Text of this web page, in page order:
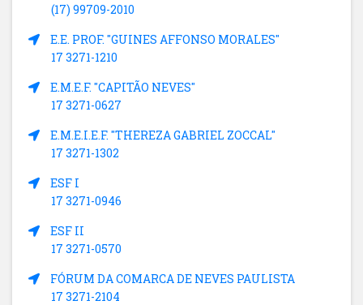
(17) 99709-2010
E.E. PROF. "GUINES AFFONSO MORALES"
17 3271-1210
E.M.E.F. "CAPITÃO NEVES"
17 3271-0627
E.M.E.I.E.F. "THEREZA GABRIEL ZOCCAL"
17 3271-1302
ESF I
17 3271-0946
ESF II
17 3271-0570
FÓRUM DA COMARCA DE NEVES PAULISTA
17 3271-2104